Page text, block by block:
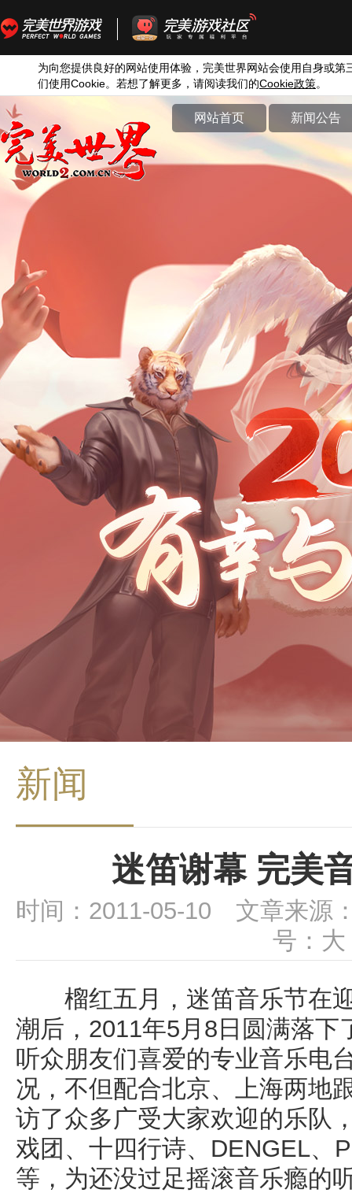
为向您提供良好的网站使用体验，完美世界网站会使用自身或第
们使用Cookie。若想了解更多，请阅读我们的Cookie政策。
网站首页 新闻公告
新闻
迷笛谢幕 完美
时间：2011-05-10 文章来源
号： 大
榴红五月，迷笛音乐节在迎
潮后，2011年5月8日圆满落
听众朋友们喜爱的专业音乐电
况，不但配合北京、上海两地
访了众多广受大家欢迎的乐队
戏团、十四行诗、DENGEL、
等，为还没过足摇滚音乐瘾